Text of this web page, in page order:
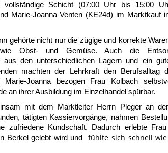
vollständige Schicht (07:00 Uhr bis 15:00
Marie-Joanna Venten (KE24d) im Marktkauf
gehörte nicht nur die zügige und korrekte
Obst- und Gemüse. Auch die
aus den unterschiedlichen Lagern und ein
machten der Lehrkraft den Berufsalltag
Joanna bezogen Frau Kolbach
an ihrer Ausbildung im Einzelhandel spürbar.
mit dem Marktleiter Herrn Pleger an
tätigten Kassiervorgänge, nahmen
Kundschaft. Dadurch erlebte
Berkel gelebt wird undfühlte sich schnell